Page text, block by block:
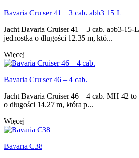
Bavaria Cruiser 41 – 3 cab. abb3-15-L
Jacht Bavaria Cruiser 41 – 3 cab. abb3-15-
jednostka o długości 12.35 m, któ...
Więcej
Bavaria Cruiser 46 – 4 cab.
Jacht Bavaria Cruiser 46 – 4 cab. MH 42 to
o długości 14.27 m, która p...
Więcej
Bavaria C38